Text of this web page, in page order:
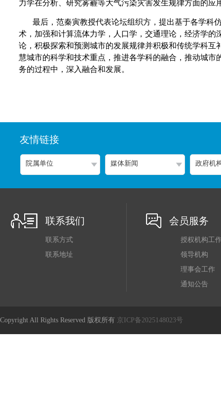
力学在分析、研究雾霾等大气污染灾害发生规律方面的
最后，范秦寅教授代表论坛组织方，提出基于各学
术，加强和计算流体力学，人口学，交通理论，经济学
论，积极探索和预测城市的发展规律并积极和传统学科
慧城市的科学和技术重点，推进各学科的融合，推动城
务的过程中，深入融合和发展。
友情链接
联系我们
联系方式
联系地址
会员服务
授权机构工
领导机构
理事会工作
通知公告
Copyright All Rights Reserved 版权所有 京ICP备2025148023号